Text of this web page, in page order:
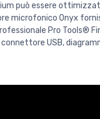
può essere
microfonico Onyx
Pro Tools®
USB,